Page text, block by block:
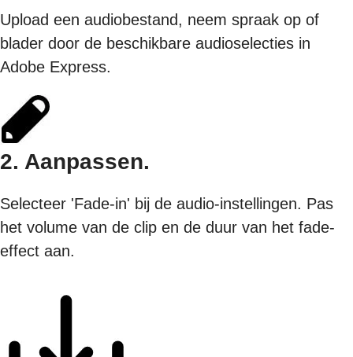
Upload een audiobestand, neem spraak op of
blader door de beschikbare audioselecties in
Adobe Express.
2. Aanpassen.
Selecteer 'Fade-in' bij de audio-instellingen. Pas
het volume van de clip en de duur van het fade-
effect aan.